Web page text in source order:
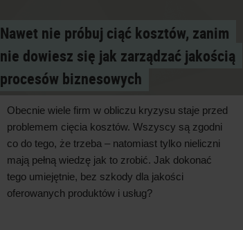
Nawet nie próbuj ciąć kosztów, zanim
nie dowiesz się jak zarządzać jakością
procesów biznesowych
Obecnie wiele firm w obliczu kryzysu staje przed
problemem cięcia kosztów. Wszyscy są zgodni
co do tego, że trzeba – natomiast tylko nieliczni
mają pełną wiedzę jak to zrobić. Jak dokonać
tego umiejętnie, bez szkody dla jakości
oferowanych produktów i usług?